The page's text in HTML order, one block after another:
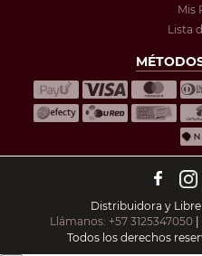
Mis
Lista
Distribuidora y
Llámanos: +57 3125347050 |
Todos los derechos